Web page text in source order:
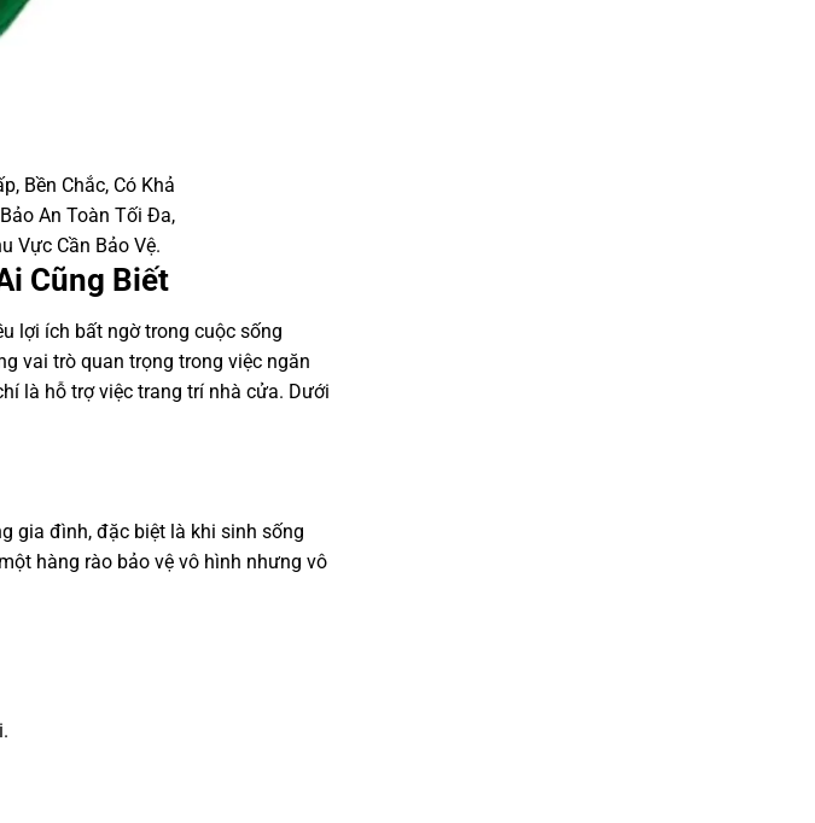
Bền Chắc, Có Khả
An Toàn Tối Đa,
Vực Cần Bảo Vệ.
Cũng Biết
lợi ích bất ngờ trong cuộc sống
vai trò quan trọng trong việc ngăn
là hỗ trợ việc trang trí nhà cửa. Dưới
gia đình, đặc biệt là khi sinh sống
hàng rào bảo vệ vô hình nhưng vô